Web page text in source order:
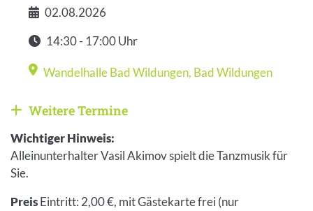
Datum
02.08.2026
Zeit
14:30 - 17:00 Uhr
Veranstaltungsort
Wandelhalle Bad Wildungen, Bad Wildungen
Weitere Veranstaltungen anzeigen
Weitere Termine
Wichtiger Hinweis:
Alleinunterhalter Vasil Akimov spielt die Tanzmusik für
Sie.
PreisEintritt: 2,00 €, mit Gästekarte frei (nur